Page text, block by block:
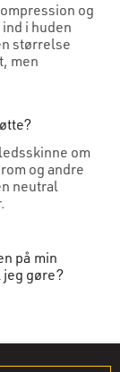
og
i huden
størrelse
men
om
og andre
neutral
på min
gøre?